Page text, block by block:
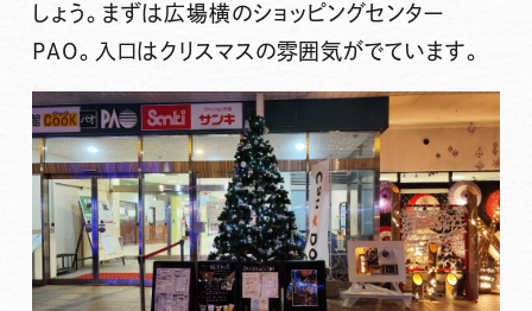
しょう。まずは広場横のショッピングセンター
PAO。入口はクリスマスの雰囲気がでています。